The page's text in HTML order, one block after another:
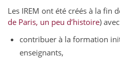
Les IREM ont été créés à la fin
de Paris, un peu d’histoire)
contribuer à la formation
enseignants,